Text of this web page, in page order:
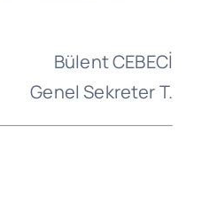
Bülent CEBECİ
Genel Sekreter T.